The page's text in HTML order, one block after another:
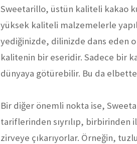
Sweetarillo, üstün kaliteli kakao
yüksek kaliteli malzemelerle
yediğinizde, dilinizde dans eden
kalitenin bir eseridir. Sadece bir
dünyaya götürebilir. Bu da
Bir diğer önemli nokta ise,
tariflerinden sıyrılıp,
zirveye çıkarıyorlar. Örneğin,